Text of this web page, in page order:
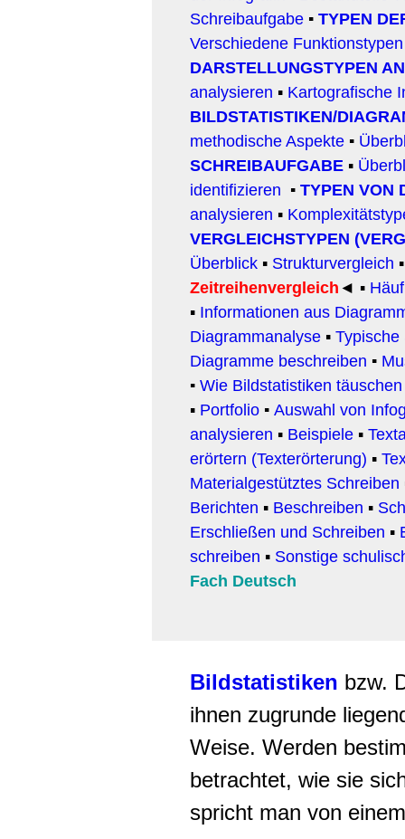
Schreibaufgabe ▪ TYPEN
Verschiedene
DARSTELLUNGSTYPEN
analysieren ▪ Kartografische
BILDSTATISTIKEN/
methodische Aspekte ▪ Ü
SCHREIBAUFGABE ▪
identifizieren ▪ TYPEN VON
analysieren ▪
VERGLEICHSTYPEN
Überblick ▪ Strukturvergleich
Zeitreihenvergleich◄ ▪
▪ Informationen aus
Diagrammanalyse ▪ Typische
Diagramme beschreiben ▪
▪ Wie Bildstatistiken
▪ Portfolio ▪ Auswahl von
analysieren ▪ Beispiele ▪
erörtern (Texterörterung) ▪
Materialgestütztes Schreiben
Berichten ▪ Beschreiben ▪
Erschließen und Schreiben ▪
schreiben ▪ Sonstige
Fach Deutsch
Bildstatistiken bzw.
ihnen zugrunde
Weise. Werden
betrachtet, wie sie
spricht man von